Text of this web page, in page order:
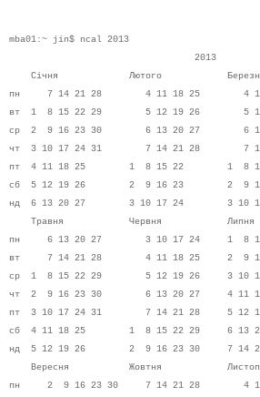
mba01:~ jin$ ncal 2013
2013
Січня Лютого
пн 7 14 21 28 4 11 18 25 4 11
вт 1 8 15 22 29 5 12 19 26 5 12
ср 2 9 16 23 30 6 13 20 27 6 13
чт 3 10 17 24 31 7 14 21 28 7 14
пт 4 11 18 25 1 8 15 22 1 8 15
сб 5 12 19 26 2 9 16 23 2 9 16
нд 6 13 20 27 3 10 17 24 3 10 17
Травня Червня
пн 6 13 20 27 3 10 17 24 1 8
вт 7 14 21 28 4 11 18 25 2 9
ср 1 8 15 22 29 5 12 19 26 3 10
чт 2 9 16 23 30 6 13 20 27 4 11
пт 3 10 17 24 31 7 14 21 28 5 12
сб 4 11 18 25 1 8 15 22 29 6 13
нд 5 12 19 26 2 9 16 23 30 7 14
Вересня Жовтня
пн 2 9 16 23 30 7 14 21 28 4